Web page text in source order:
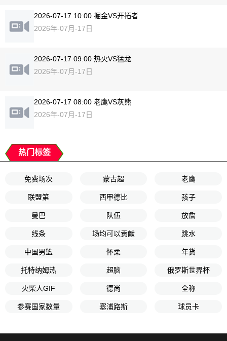
2026-07-17 10:00 掘金VS开拓者
2026年-07月-17日
2026-07-17 09:00 热火VS猛龙
2026年-07月-17日
2026-07-17 08:00 老鹰VS灰熊
2026年-07月-17日
热门标签
免费场次 蒙古超 老鹰
联盟第 西甲德比 孩子
曼巴 队伍 放詹
线条 场均可以贡献 跳水
中国男篮 怀柔 年货
托特纳姆热 超脑 俄罗斯世界杯
火柴人GIF 德尚 全称
参赛国家数量 塞浦路斯 球员卡